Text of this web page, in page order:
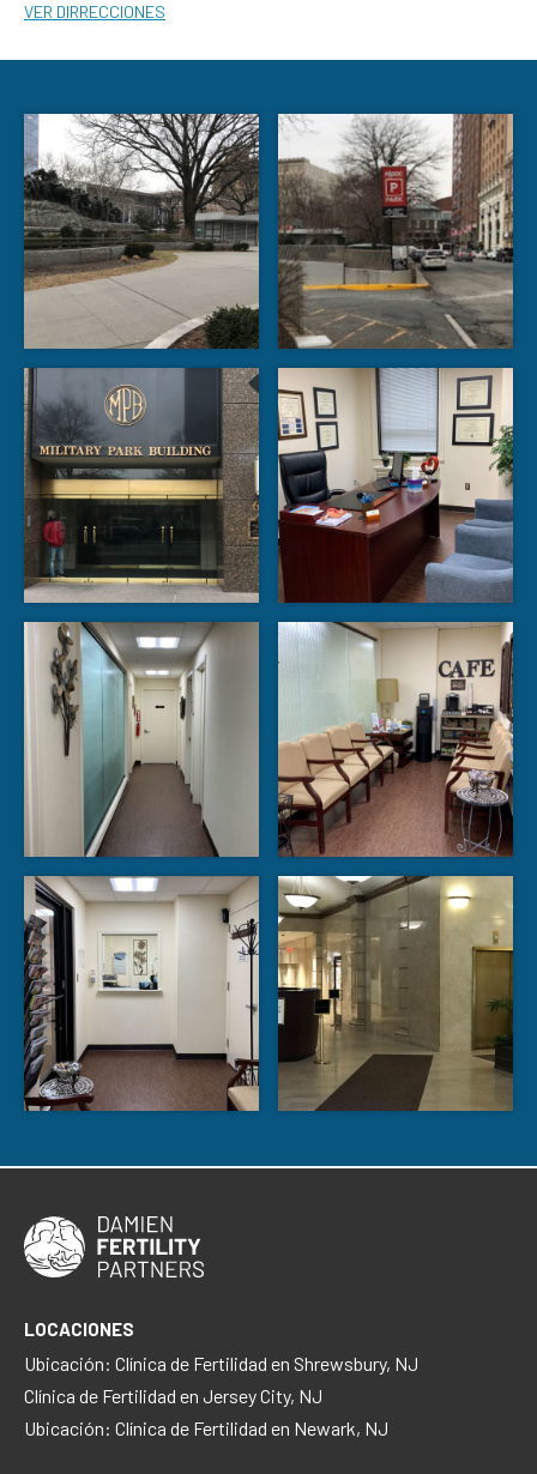
VER DIRRECCIONES
LOCACIONES
Ubicación: Clínica de Fertilidad en Shrewsbury, NJ
Clínica de Fertilidad en Jersey City, NJ
Ubicación: Clínica de Fertilidad en Newark, NJ